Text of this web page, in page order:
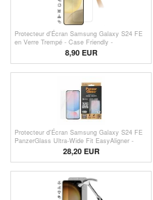
Protecteur d'Écran Samsung Galaxy S24 FE
en Verre Trempé - Case Friendly -
8,90 EUR
Protecteur d'Écran Samsung Galaxy S24 FE
PanzerGlass Ultra-Wide Fit EasyAligner -
28,20 EUR